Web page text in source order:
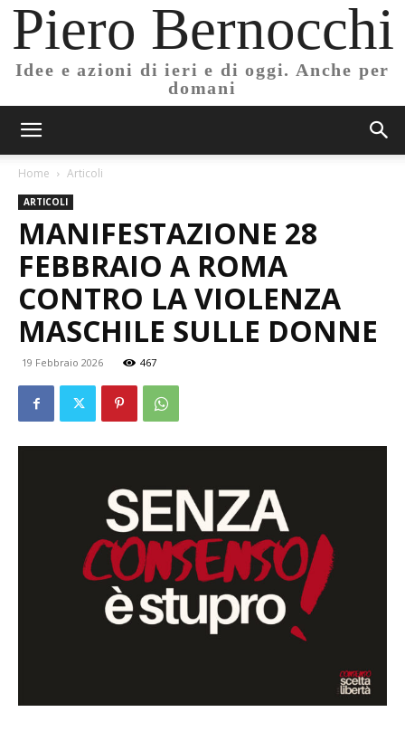
Piero Bernocchi
Idee e azioni di ieri e di oggi. Anche per
domani
Home Articoli
ARTICOLI
MANIFESTAZIONE 28
FEBBRAIO A ROMA
CONTRO LA VIOLENZA
MASCHILE SULLE DONNE
19 Febbraio 2026 467